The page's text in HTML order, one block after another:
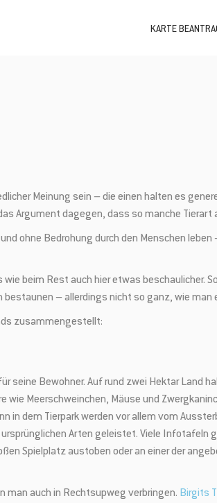
KARTE
Meinung sein – die einen halten es
Argument dagegen, dass so manche
ohne Bedrohung durch den Menschen
beim Rest auch hier etwas beschaulicher.
– allerdings nicht so ganz, wie man
zusammengestellt:
seine Bewohner. Auf rund zwei Hektar Land
Meerschweinchen, Mäuse und
in dem Tierpark werden vor allem vom
Arten geleistet. Viele Infotafeln
Spielplatz austoben oder an einer der
man auch in Rechtsupweg verbringen. Birgits